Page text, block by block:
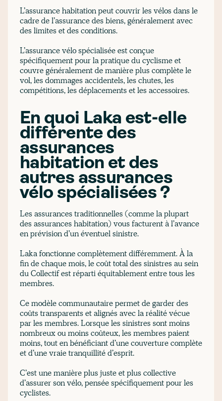
L’assurance habitation peut couvrir les vélos dans le
cadre de l’assurance des biens, généralement avec
des limites et des conditions.
L’assurance vélo spécialisée est conçue
spécifiquement pour la pratique du cyclisme et
couvre généralement de manière plus complète le
vol, les dommages accidentels, les chutes, les
compétitions, les déplacements et les accessoires.
En quoi Laka est-elle
différente des
assurances
habitation et des
autres assurances
vélo spécialisées ?
Les assurances traditionnelles (comme la plupart
des assurances habitation) vous facturent à l’avance
en prévision d’un éventuel sinistre.
Laka fonctionne complètement différemment. À la
fin de chaque mois, le coût total des sinistres au sein
du Collectif est réparti équitablement entre tous les
membres.
Ce modèle communautaire permet de garder des
coûts transparents et alignés avec la réalité vécue
par les membres. Lorsque les sinistres sont moins
nombreux ou moins coûteux, les membres paient
moins, tout en bénéficiant d’une couverture complète
et d’une vraie tranquillité d’esprit.
C’est une manière plus juste et plus collective
d’assurer son vélo, pensée spécifiquement pour les
cyclistes.